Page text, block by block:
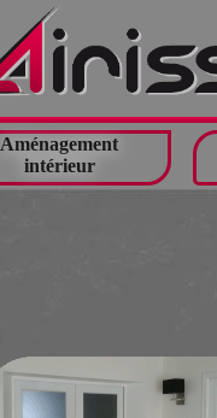
Aménagement
intérieur